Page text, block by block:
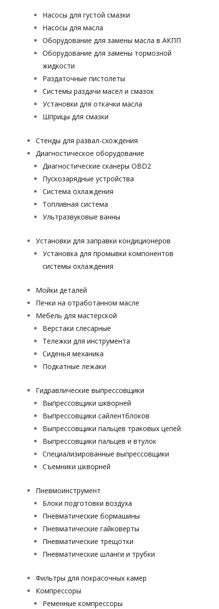
Насосы для густой смазки
Насосы для масла
Оборудование для замены масла в АКПП
Оборудование для замены тормозной
жидкости
Раздаточные пистолеты
Системы раздачи масел и смазок
Установки для откачки масла
Шприцы для смазки
Стенды для развал-схождения
Диагностическое оборудование
Диагностические сканеры OBD2
Пускозарядные устройства
Система охлаждения
Топливная система
Ультразвуковые ванны
Установки для заправки кондиционеров
Установка для промывки компонентов
системы охлаждения
Мойки деталей
Печки на отработанном масле
Мебель для мастерской
Верстаки слесарные
Тележки для инструмента
Сиденья механика
Подкатные лежаки
Гидравлические выпрессовщики
Выпрессовщики шкворней
Выпрессовщики сайлентблоков
Выпрессовщики пальцев траковых цепей
Выпрессовщики пальцев и втулок
Специализированные выпрессовщики
Cъемники шкворней
Пневмоинструмент
Блоки подготовки воздуха
Пневматические бормашины
Пневматические гайковерты
Пневматические трещотки
Пневматические шланги и трубки
Фильтры для покрасочных камер
Компрессоры
Ременные компрессоры